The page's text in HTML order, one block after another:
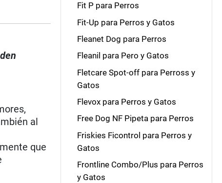
al
que
Fit P para Perros
Fit-Up para Perros y Gatos
Fleanet Dog para Perros
Fleanil para Pero y Gatos
Fletcare Spot-off para Perross y
Gatos
Flevox para Perros y Gatos
Free Dog NF Pipeta para Perros
Friskies Ficontrol para Perros y
Gatos
Frontline Combo/Plus para Perros
y Gatos